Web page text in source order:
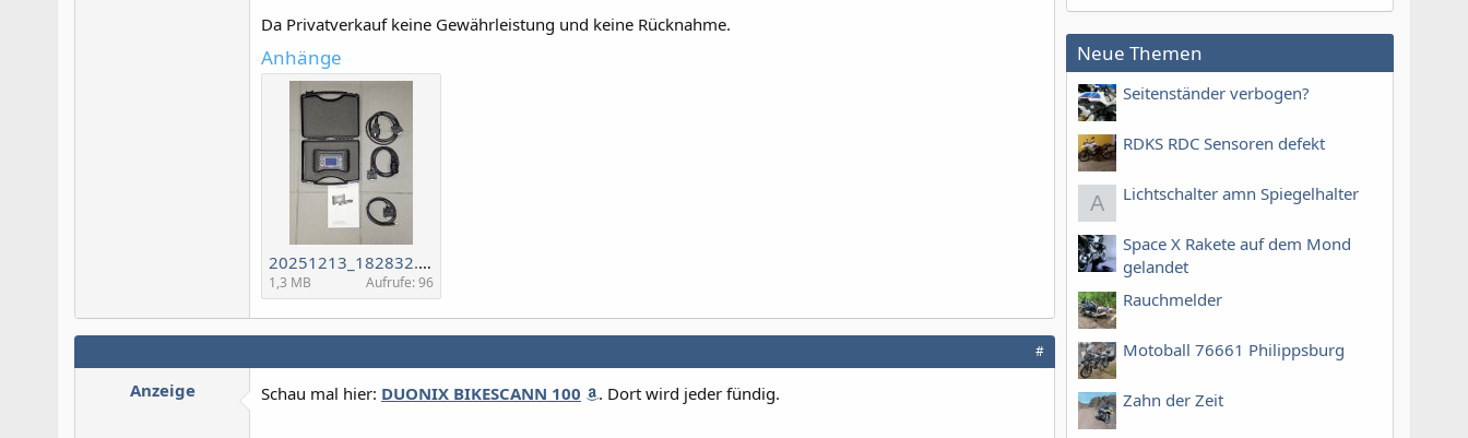
Da Privatverkauf keine Gewährleistung und keine Rücknahme.
Anhänge
20251213_182832.jpg
1,3 MB Aufrufe: 96
#
Anzeige Schau mal hier: DUONIX BIKESCANN 100 . Dort wird jeder fündig.
Neue Themen
Seitenständer verbogen?
RDKS RDC Sensoren defekt
A Lichtschalter amn Spiegelhalter
Space X Rakete auf dem Mond
gelandet
Rauchmelder
Motoball 76661 Philippsburg
Zahn der Zeit